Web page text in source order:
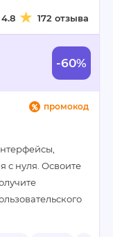
4.8 172 отзыва
-60%
промокод
с нуля. Освоите